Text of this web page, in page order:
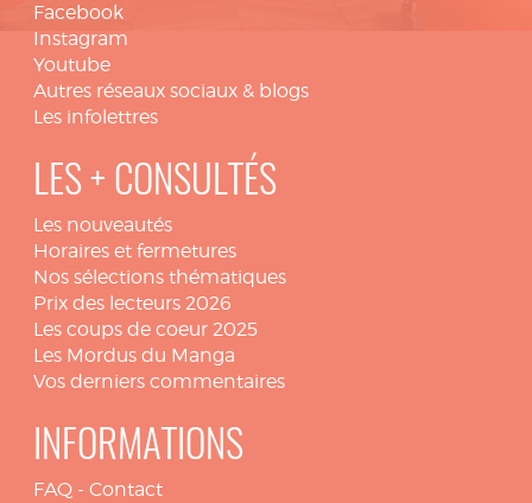
Facebook
Instagram
Youtube
Autres réseaux sociaux & blogs
Les infolettres
LES + CONSULTÉS
Les nouveautés
Horaires et fermetures
Nos sélections thématiques
Prix des lecteurs 2026
Les coups de coeur 2025
Les Mordus du Manga
Vos derniers commentaires
INFORMATIONS
FAQ - Contact